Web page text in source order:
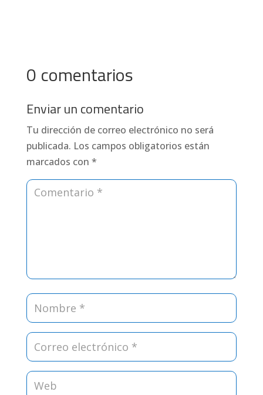
0 comentarios
Enviar un comentario
Tu dirección de correo electrónico no será
publicada. Los campos obligatorios están
marcados con *